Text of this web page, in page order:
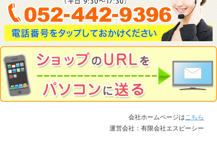
会社ホームページは こちら
運営会社：有限会社エスピーシー